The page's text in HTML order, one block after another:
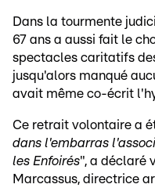
Dans la tourmente
67 ans a aussi fait le
spectacles caritatifs
jusqu'alors manqué
avait même co-écrit
Ce retrait volontaire a
dans l'embarras
les Enfoirés", a déclaré
Marcassus, directrice